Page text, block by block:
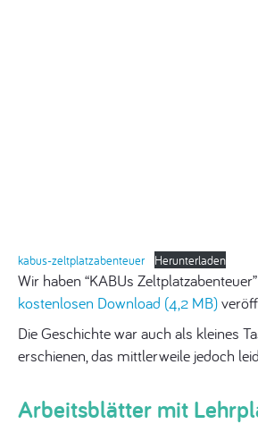
kabus-zeltplatzabenteuer Herunterladen
Wir haben “KABUs
kostenlosen Download (4,2 MB)
Die Geschichte war auch als kleines
erschienen, das mittlerweile jedoch
Arbeitsblätter mit